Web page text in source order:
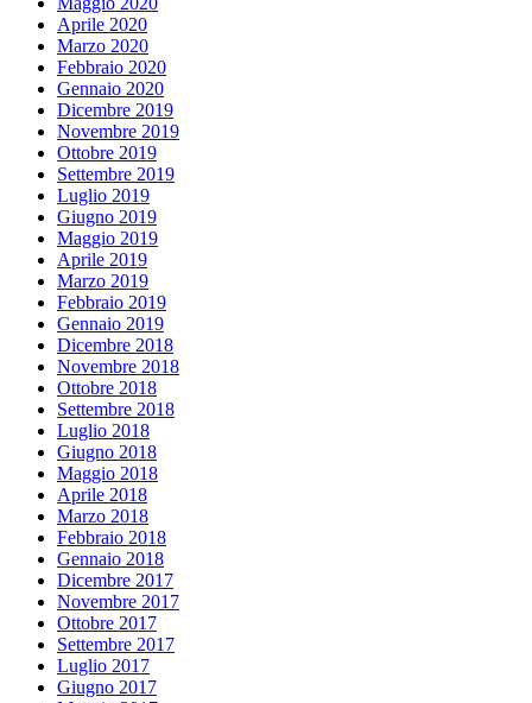
Aprile 2020
Marzo 2020
Febbraio 2020
Gennaio 2020
Dicembre 2019
Novembre 2019
Ottobre 2019
Settembre 2019
Luglio 2019
Giugno 2019
Maggio 2019
Aprile 2019
Marzo 2019
Febbraio 2019
Gennaio 2019
Dicembre 2018
Novembre 2018
Ottobre 2018
Settembre 2018
Luglio 2018
Giugno 2018
Maggio 2018
Aprile 2018
Marzo 2018
Febbraio 2018
Gennaio 2018
Dicembre 2017
Novembre 2017
Ottobre 2017
Settembre 2017
Luglio 2017
Giugno 2017